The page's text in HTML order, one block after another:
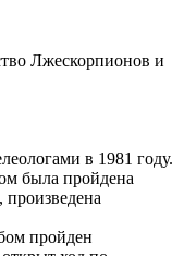
Лжескорпионов и
в 1981 году.
была пройдена
произведена
пройден